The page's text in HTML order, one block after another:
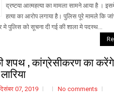
द्रष्टया आत्महत्या का मामला सामने आया है ।
हत्या का आरोप लगाया है। पुलिस पूरे मामले कि
मे पुलिस को सूचना दी गई की शाला मे पदस्थ...
शपथ , कांग्रेसीकरण का करेंगे
07, 2019
No comments